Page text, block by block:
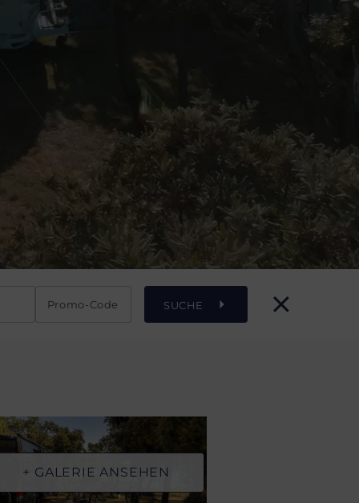
Promo-Code SUCHE
+ GALERIE ANSEHEN